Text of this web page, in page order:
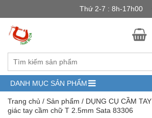
Thứ 2-7 : 8h-17h00
DANH MỤC SẢN PHẨM
Trang chủ / Sản phẩm / DỤNG CỤ CẦM TAY
giác tay cầm chữ T 2.5mm Sata 83306